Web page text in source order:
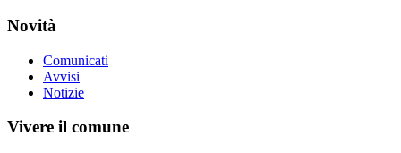
Novità
Comunicati
Avvisi
Notizie
Vivere il comune